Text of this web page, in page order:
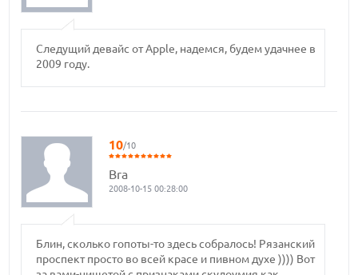
Следущий девайс от Apple, надемся, будем удачнее в
2009 году.
10/10
Bra
2008-10-15 00:28:00
Блин, сколько гопоты-то здесь собралось! Рязанский
проспект просто во всей красе и пивном духе )))) Вот